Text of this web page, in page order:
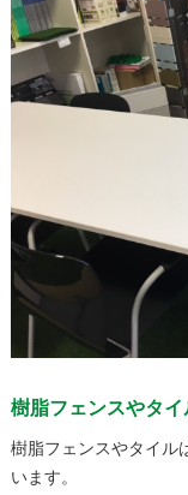
樹脂フェンスやタ
樹脂フェンスやタイル
います。